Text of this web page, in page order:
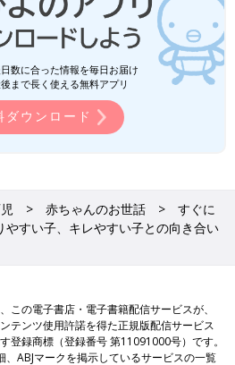
数に合った情報を毎日お届け
まで長く使える無料アプリ
ダウンロード
赤ちゃんのお世話
すぐに
すい子、キレやすい子との向き合い
この電子書店・電子書籍配信サービスが、
テンツ使用許諾を得た正規版配信サービス
登録商標（登録番号 第11091000号）です。
、ABJマークを掲示しているサービスの一覧